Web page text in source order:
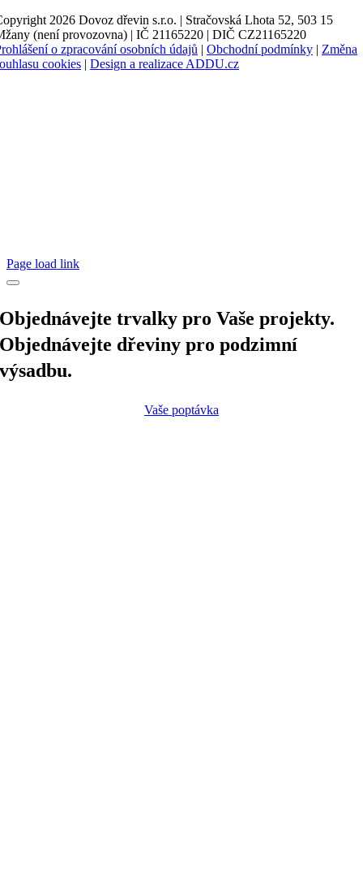
2026 Dovoz dřevin s.r.o. | Stračovská Lhota 52, 503 15
(není provozovna) | IČ 21165220 | DIČ CZ21165220
o zpracování osobních údajů | Obchodní podmínky | Změna
cookies | Design a realizace ADDU.cz
Page load link
Objednávejte trvalky pro Vaše projekty.
Objednávejte dřeviny pro podzimní
výsadbu.
Vaše poptávka